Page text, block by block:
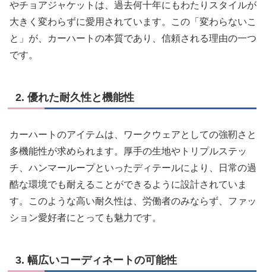
やチョアジャケットは、過去何十年にもわたりスタイルが
大きく変わらずに愛用されています。この「変わらないこ
と」が、カーハートの本質であり、信頼される理由の一つ
です。
2. 優れた耐久性と機能性
カーハートのアイテムは、ワークウェアとしての強靭さと
多機能性が求められます。厚手の生地やトリプルステッ
チ、ハンマーループといったディテールにより、日常の過
酷な環境でも耐えることができるように設計されていま
す。このような高い耐久性は、労働者のみならず、ファッ
ション愛好者にとっても魅力です。
3. 幅広いコーディネートの可能性